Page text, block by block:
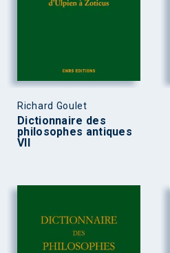
Richard Goulet
Dictionnaire des
philosophes antiques
VII